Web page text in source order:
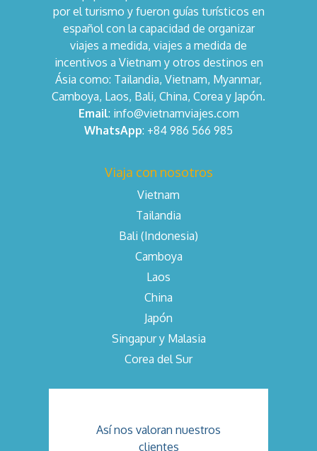
por el turismo y fueron guías turísticos en
español con la capacidad de organizar
viajes a medida, viajes a medida de
incentivos a Vietnam y otros destinos en
Ásia como: Tailandia, Vietnam, Myanmar,
Camboya, Laos, Bali, China, Corea y Japón.
Email: info@vietnamviajes.com
WhatsApp: +84 986 566 985
Viaja con nosotros
Vietnam
Tailandia
Bali (Indonesia)
Camboya
Laos
China
Japón
Singapur y Malasia
Corea del Sur
Así nos valoran nuestros
clientes